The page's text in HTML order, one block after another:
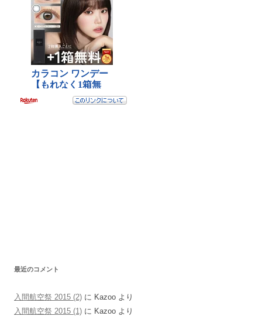
最近のコメント
入間航空祭 2015 (2) に Kazoo より
入間航空祭 2015 (1) に Kazoo より